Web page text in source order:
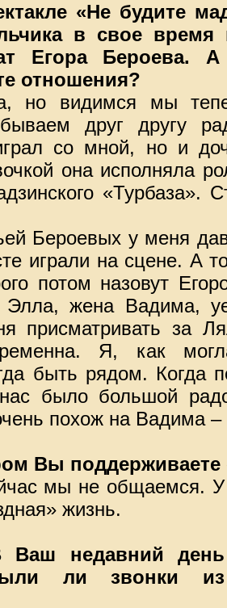
«Не будите
в свое
Егора Бероева.
отношения?
мы теперь
бываем друг другу
со мной, но и
она исполняла
«Турбаза».
Бероевых у меня
играли на сцене. А
потом назовут
Элла, жена Вадима,
присматривать за
Я, как
быть рядом. Когда
было большой
похож на Вадима –
Вы
мы не общаемся. У
жизнь.
Ваш недавний день
ли звонки из